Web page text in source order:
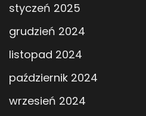
styczeń 2025
grudzień 2024
listopad 2024
październik 2024
wrzesień 2024